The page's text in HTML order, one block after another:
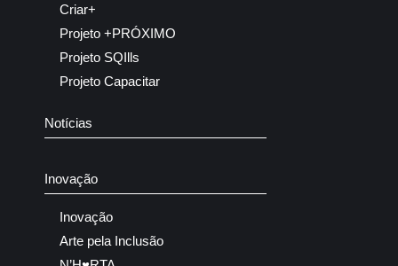
Criar+
Projeto +PRÓXIMO
Projeto SQIlls
Projeto Capacitar
Notícias
Inovação
Inovação
Arte pela Inclusão